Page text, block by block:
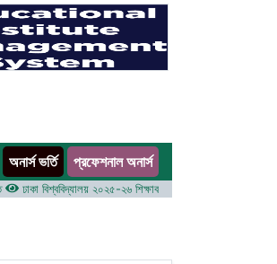
অনার্স ভর্তি প্রফেশনাল অনার্স
ঢাকা বিশ্ববিদ্যালয় ২০২৫-২৬ শিক্ষাবর্ষে আন্ডারগ্র্যাজুয়েট প্রোগ্রামে ভর্তি